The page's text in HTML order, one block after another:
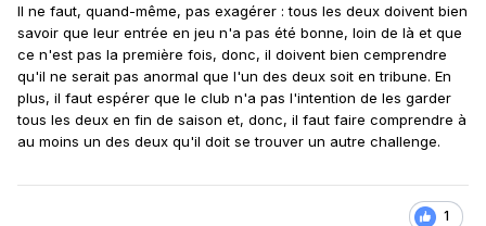
Au milieu par contre, on a la masse de joueurs potentiels
sachant qu'à mon sens PDC, El Aynaoui et Diouf qui a peu
joué ça sort pas du groupe. Reste SAS qui a joué plus de
100 minutes jeudi, Mendy qui n'a pas joué et Thomasson qui
n'a aussi pas joué. Je verrais bien un match à 5 entre
Mendy, Thomasson, SAS, Fulgini et Guilavogui pour le
match en tribune.
Il ne faut, quand-même, pas exagérer : tous les deux doivent bien
savoir que leur entrée en jeu n'a pas été bonne, loin de là et que
ce n'est pas la première fois, donc, il doivent bien cemprendre
qu'il ne serait pas anormal que l'un des deux soit en tribune. En
plus, il faut espérer que le club n'a pas l'intention de les garder
tous les deux en fin de saison et, donc, il faut faire comprendre à
au moins un des deux qu'il doit se trouver un autre challenge.
1